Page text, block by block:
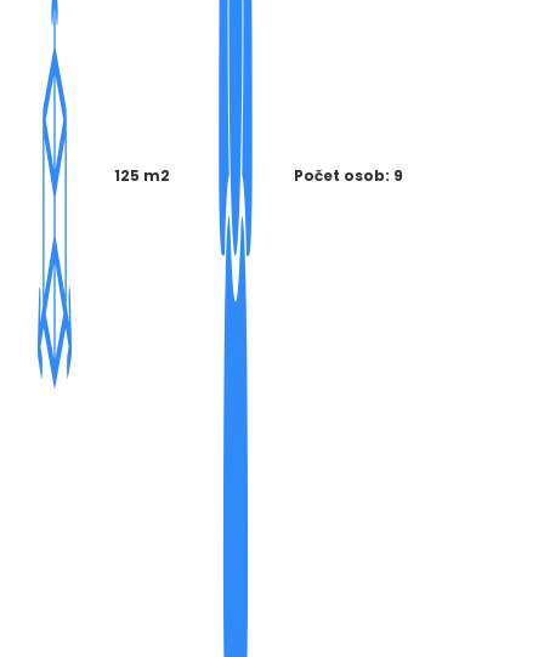
125 m2 Počet osob: 9